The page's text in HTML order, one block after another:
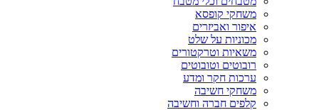
משחקי קופסא
איפור ואביזרים
מכוניות על שלט
משאיות וטרקטורים
רובוטים וטובוטים
ערכות חקר ומדע
משחקי חשיבה
קלפים חברה וחשיבה